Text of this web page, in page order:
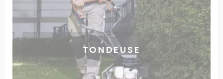
TONDEUSE